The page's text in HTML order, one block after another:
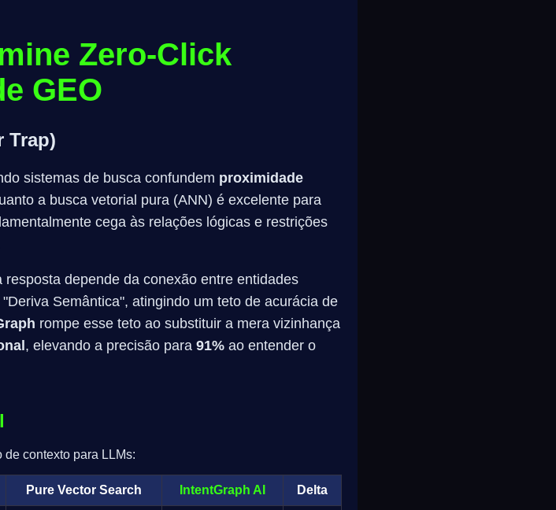
Zero-Click
GEO
Trap)
sistemas de busca confundem proximidade
a busca vetorial pura (ANN) é excelente para
cega às relações lógicas e restrições
depende da conexão entre entidades
Semântica", atingindo um teto de acurácia de
rompe esse teto ao substituir a mera vizinhança
, elevando a precisão para 91% ao entender o
contexto para LLMs:
Pure Vector Search IntentGraph AI Delta